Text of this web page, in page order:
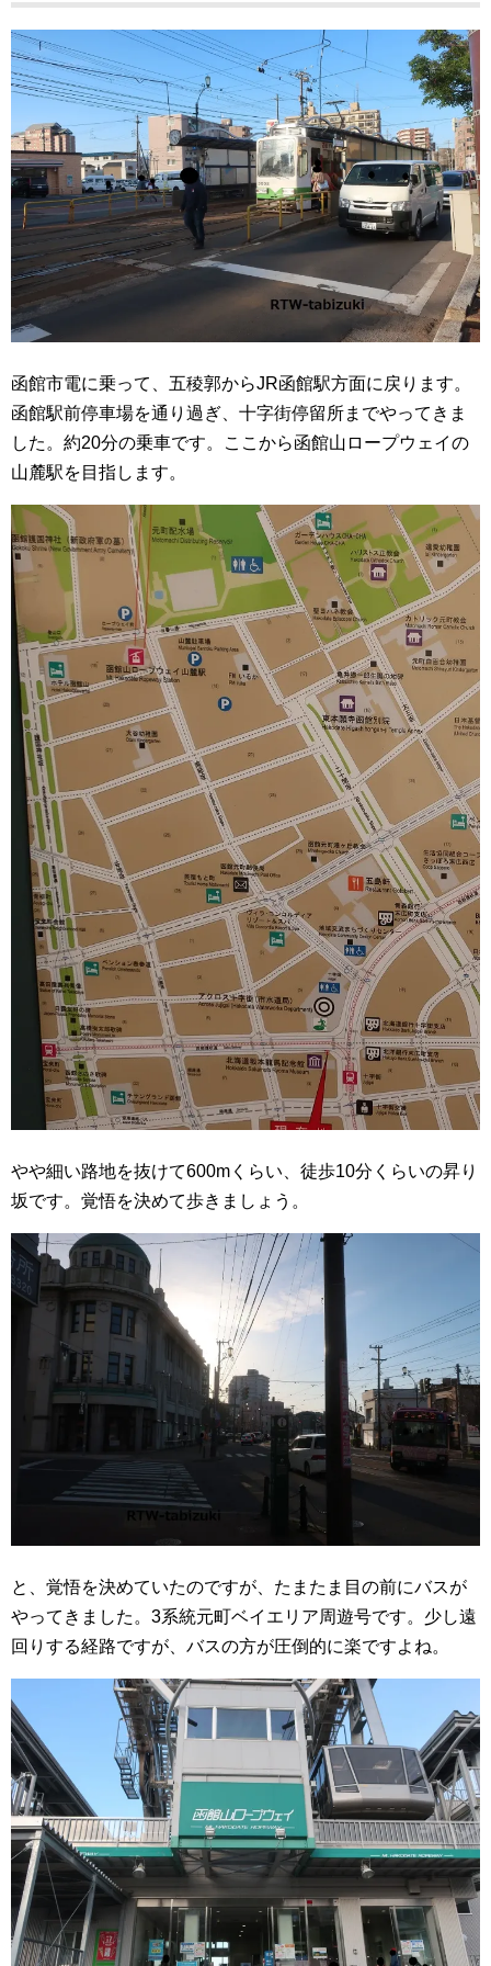
函館市電に乗って、五稜郭からJR函館駅方面に戻ります。
函館駅前停車場を通り過ぎ、十字街停留所までやってきま
した。約20分の乗車です。ここから函館山ロープウェイの
山麓駅を目指します。
やや細い路地を抜けて600mくらい、徒歩10分くらいの昇り
坂です。覚悟を決めて歩きましょう。
と、覚悟を決めていたのですが、たまたま目の前にバスが
やってきました。3系統元町ベイエリア周遊号です。少し遠
回りする経路ですが、バスの方が圧倒的に楽ですよね。